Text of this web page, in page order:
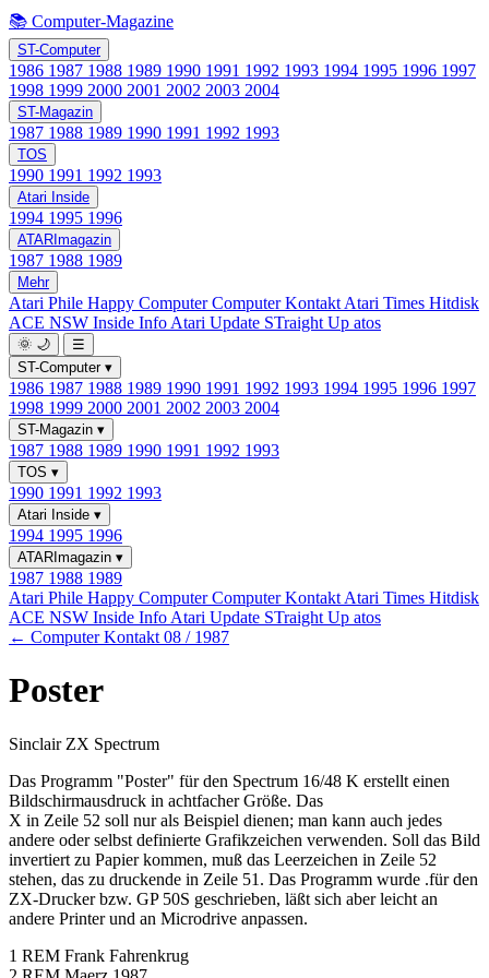
📚 Computer-Magazine
ST-Computer
1986 1987 1988 1989 1990 1991 1992 1993 1994 1995 1996 1997
1998 1999 2000 2001 2002 2003 2004
ST-Magazin
1987 1988 1989 1990 1991 1992 1993
TOS
1990 1991 1992 1993
Atari Inside
1994 1995 1996
ATARImagazin
1987 1988 1989
Mehr
Atari Phile Happy ComputerComputer Kontakt Atari Times Hitdisk
ACE NSW Inside Info Atari Update STraight Up atos
🌞 🌙
☰
ST-Computer ▾
1986 1987 1988 1989 1990 1991 1992 1993 1994 1995 1996 1997
1998 1999 2000 2001 2002 2003 2004
ST-Magazin ▾
1987 1988 1989 1990 1991 1992 1993
TOS ▾
1990 1991 1992 1993
Atari Inside ▾
1994 1995 1996
ATARImagazin ▾
1987 1988 1989
Atari Phile Happy ComputerComputer Kontakt Atari Times Hitdisk
ACE NSW Inside Info Atari Update STraight Up atos
← Computer Kontakt 08 / 1987
Poster
Sinclair ZX Spectrum
Das Programm "Poster" für den Spectrum 16/48 K erstellt einen
Bildschirmausdruck in achtfacher Größe. Das
X in Zeile 52 soll nur als Beispiel dienen; man kann auch jedes
andere oder selbst definierte Grafikzeichen verwenden. Soll das Bild
invertiert zu Papier kommen, muß das Leerzeichen in Zeile 52
stehen, das zu druckende in Zeile 51. Das Programm wurde .für den
ZX-Drucker bzw. GP 50S geschrieben, läßt sich aber leicht an
andere Printer und an Microdrive anpassen.
1 REM Frank Fahrenkrug